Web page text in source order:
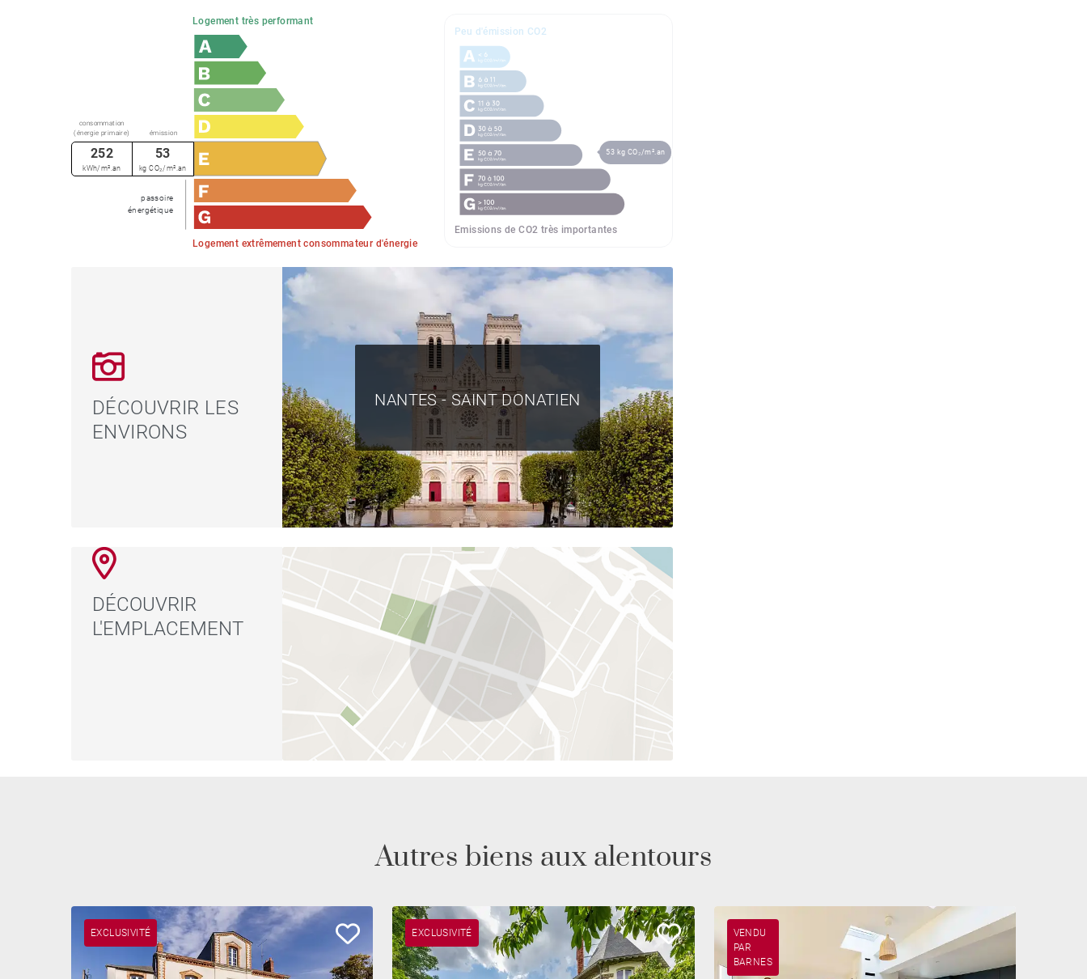
Logement très performant
Logement extrêmement consommateur d'énergie
passoire
énergétique
consommation
(énergie primaire)
émission
252
kWh/m².an
53
kg CO₂/m².an
Peu d'émission CO2
Emissions de CO2 très importantes
53 kg CO₂/m².an
DÉCOUVRIR LES
ENVIRONS
NANTES - SAINT DONATIEN
DÉCOUVRIR
L'EMPLACEMENT
Autres biens aux alentours
EXCLUSIVITÉ EXCLUSIVITÉ
VENDU
PAR
BARNES